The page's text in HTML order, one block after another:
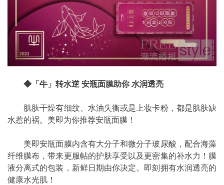
◆ 「牛」转水逆 安瓶面膜助你 水润透亮
肌肤干燥有细纹、水油失衡或是上妆卡粉，都是肌肤缺
水惹的祸。美即为你推荐安瓶面膜！
美即安瓶面膜内含有大分子和微分子玻尿酸，配合海藻
纤维膜布，带来更服帖的护肤享受以及更密集的补水力！膜
液分离式的包装，新鲜日期由你决定。即刻拥有水润透亮的
健康水光肌！